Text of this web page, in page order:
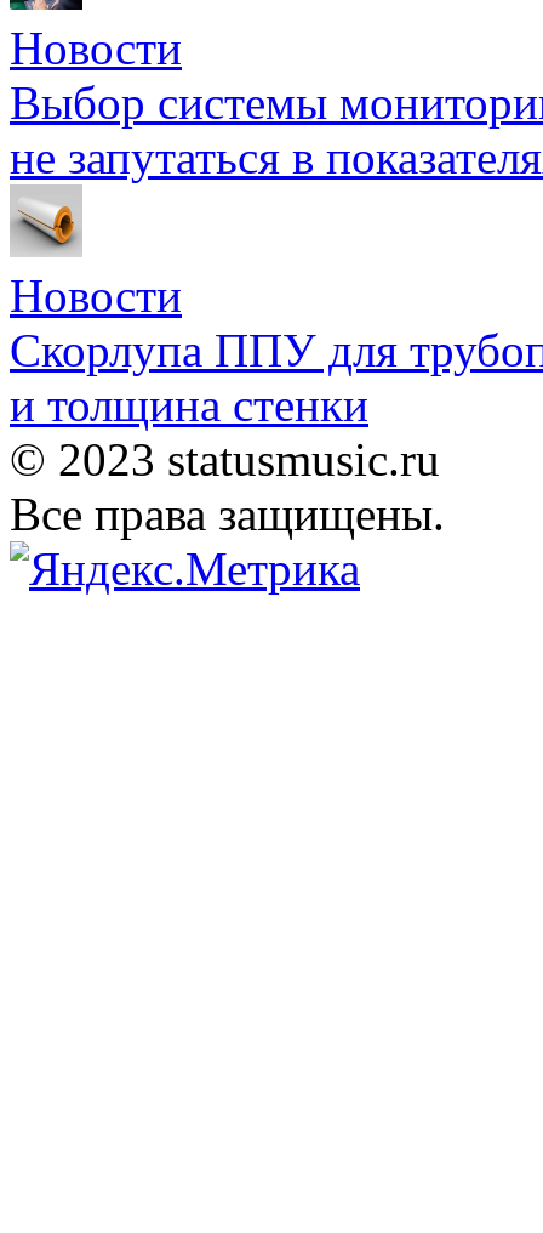
Новости
Выбор системы
не запутаться в
Новости
Скорлупа ППУ для
и толщина стенки
© 2023 statusmusic.ru
Все права защищены.